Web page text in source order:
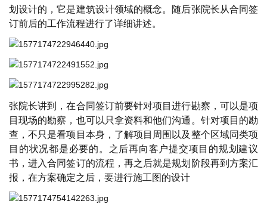
划设计的，它是建筑设计领域的概念。随后张院长从合同签
订前后的工作流程进行了详细讲述。
张院长讲到，在合同签订前要针对项目进行勘察，可以是项
目现场的勘察，也可以只拿资料和他们沟通。针对项目的勘
查，不只是看项目本身，了解项目周围以及整个区域同类项
目的状况都是必要的。之后再向客户提交项目的规划建议
书，进入合同签订的流程，再之后就是规划阶段再到方案汇
报，在方案确定之后，要进行施工图的设计